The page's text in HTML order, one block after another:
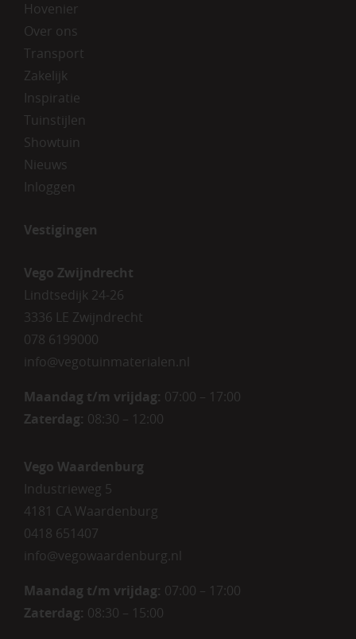
Hovenier
Over ons
Transport
Zakelijk
Inspiratie
Tuinstijlen
Showtuin
Nieuws
Inloggen
Vestigingen
Vego Zwijndrecht
Lindtsedijk 24-26
3336 LE Zwijndrecht
078 6199000
info@vegotuinmaterialen.nl
Maandag t/m vrijdag: 07:00 – 17:00
Zaterdag: 08:30 – 12:00
Vego Waardenburg
Industrieweg 5
4181 CA Waardenburg
0418 651407
info@vegowaardenburg.nl
Maandag t/m vrijdag: 07:00 – 17:00
Zaterdag: 08:30 – 15:00